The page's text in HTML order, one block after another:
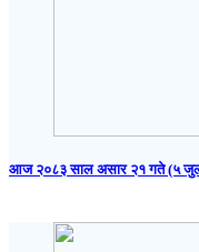
आज २०८३ साल असार २१ गते (५